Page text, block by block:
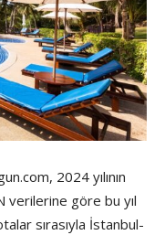
2024 yılının
verilerine göre bu yıl
sırasıyla İstanbul-